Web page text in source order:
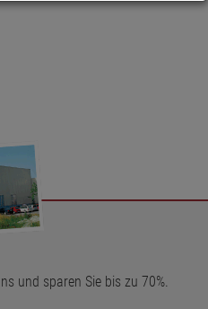
und sparen Sie bis zu 70%.